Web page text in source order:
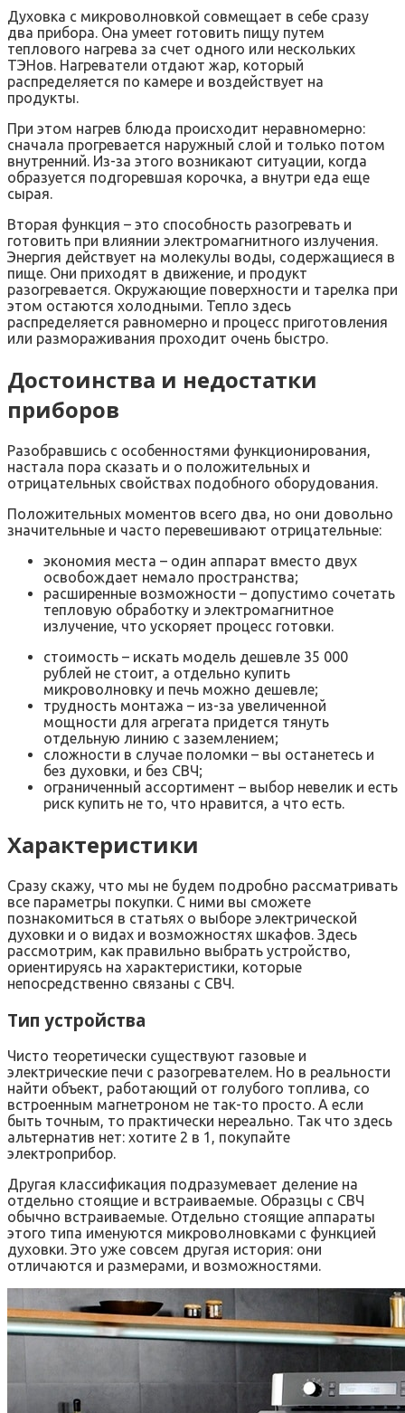
Духовка с микроволновкой совмещает в себе сразу
два прибора. Она умеет готовить пищу путем
теплового нагрева за счет одного или нескольких
ТЭНов. Нагреватели отдают жар, который
распределяется по камере и воздействует на
продукты.
При этом нагрев блюда происходит неравномерно:
сначала прогревается наружный слой и только потом
внутренний. Из-за этого возникают ситуации, когда
образуется подгоревшая корочка, а внутри еда еще
сырая.
Вторая функция – это способность разогревать и
готовить при влиянии электромагнитного излучения.
Энергия действует на молекулы воды, содержащиеся в
пище. Они приходят в движение, и продукт
разогревается. Окружающие поверхности и тарелка при
этом остаются холодными. Тепло здесь
распределяется равномерно и процесс приготовления
или размораживания проходит очень быстро.
Достоинства и недостатки
приборов
Разобравшись с особенностями функционирования,
настала пора сказать и о положительных и
отрицательных свойствах подобного оборудования.
Положительных моментов всего два, но они довольно
значительные и часто перевешивают отрицательные:
экономия места – один аппарат вместо двух
освобождает немало пространства;
расширенные возможности – допустимо сочетать
тепловую обработку и электромагнитное
излучение, что ускоряет процесс готовки.
стоимость – искать модель дешевле 35 000
рублей не стоит, а отдельно купить
микроволновку и печь можно дешевле;
трудность монтажа – из-за увеличенной
мощности для агрегата придется тянуть
отдельную линию с заземлением;
сложности в случае поломки – вы останетесь и
без духовки, и без СВЧ;
ограниченный ассортимент – выбор невелик и есть
риск купить не то, что нравится, а что есть.
Характеристики
Сразу скажу, что мы не будем подробно рассматривать
все параметры покупки. С ними вы сможете
познакомиться в статьях о выборе электрической
духовки и о видах и возможностях шкафов. Здесь
рассмотрим, как правильно выбрать устройство,
ориентируясь на характеристики, которые
непосредственно связаны с СВЧ.
Тип устройства
Чисто теоретически существуют газовые и
электрические печи с разогревателем. Но в реальности
найти объект, работающий от голубого топлива, со
встроенным магнетроном не так-то просто. А если
быть точным, то практически нереально. Так что здесь
альтернатив нет: хотите 2 в 1, покупайте
электроприбор.
Другая классификация подразумевает деление на
отдельно стоящие и встраиваемые. Образцы с СВЧ
обычно встраиваемые. Отдельно стоящие аппараты
этого типа именуются микроволновками с функцией
духовки. Это уже совсем другая история: они
отличаются и размерами, и возможностями.